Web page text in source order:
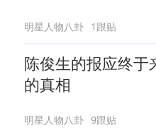
明星人物八卦 1跟贴
陈俊生的报应终于
的真相
明星人物八卦 9跟贴